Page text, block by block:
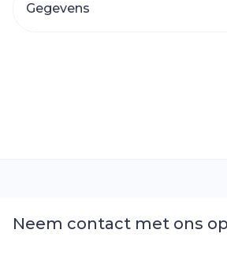
Gegevens
Neem contact met ons op